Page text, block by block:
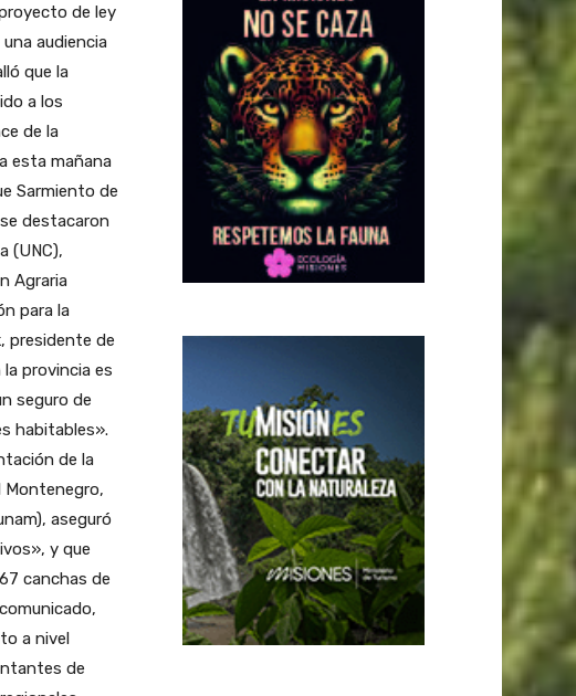
de ley
audiencia
que la
a los
de la
esta mañana
Sarmiento de
destacaron
(UNC),
Agraria
para la
presidente de
provincia es
seguro de
habitables».
de la
Montenegro,
aseguró
y que
canchas de
a nivel
de